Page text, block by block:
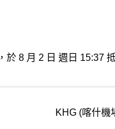
8 月 2 日 週日 15:37
KHG (喀什機